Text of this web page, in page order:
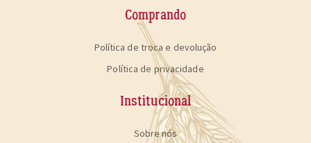
Comprando
Política de troca e devolução
Política de privacidade
Institucional
Sobre nós